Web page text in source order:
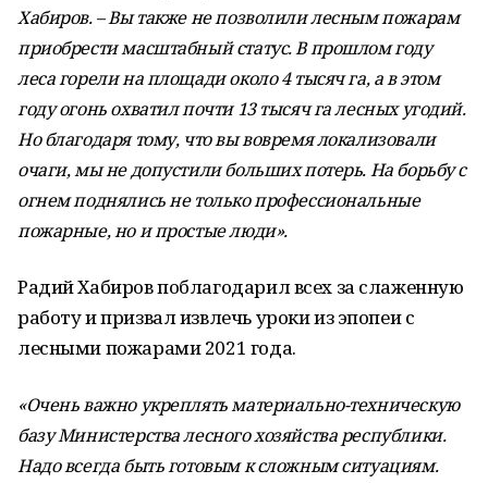
Хабиров. – Вы также не позволили лесным пожарам
приобрести масштабный статус. В прошлом году
леса горели на площади около 4 тысяч га, а в этом
году огонь охватил почти 13 тысяч га лесных угодий.
Но благодаря тому, что вы вовремя локализовали
очаги, мы не допустили больших потерь. На борьбу с
огнем поднялись не только профессиональные
пожарные, но и простые люди».
Радий Хабиров поблагодарил всех за слаженную
работу и призвал извлечь уроки из эпопеи с
лесными пожарами 2021 года.
«Очень важно укреплять материально-техническую
базу Министерства лесного хозяйства республики.
Надо всегда быть готовым к сложным ситуациям.